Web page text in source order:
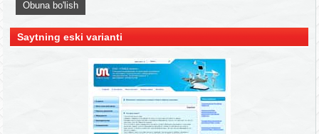
Saytning eski varianti